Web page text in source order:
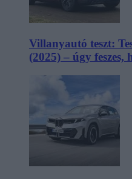
Villanyautó teszt:
(2025) – úgy feszes,